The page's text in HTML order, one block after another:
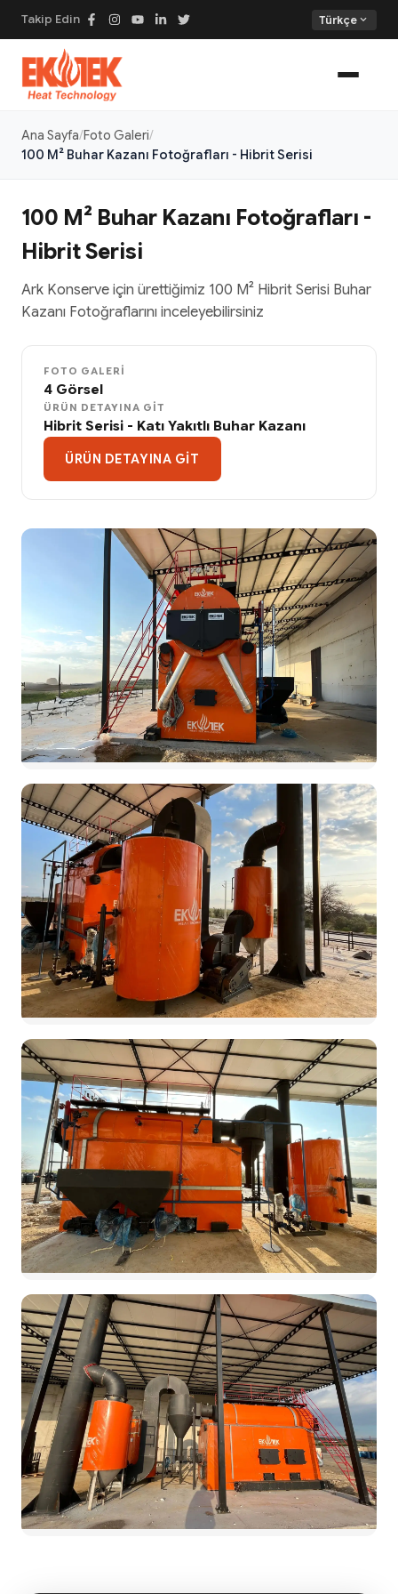
Takip Edin Türkçe expand_more
Ana Sayfa Foto Galeri
100 M² Buhar Kazanı Fotoğrafları - Hibrit Serisi
100 M² Buhar Kazanı Fotoğrafları -
Hibrit Serisi
Ark Konserve için ürettiğimiz 100 M² Hibrit Serisi Buhar
Kazanı Fotoğraflarını inceleyebilirsiniz
FOTO GALERI
4 Görsel
ÜRÜN DETAYINA GIT
Hibrit Serisi - Katı Yakıtlı Buhar Kazanı
ÜRÜN DETAYINA GIT